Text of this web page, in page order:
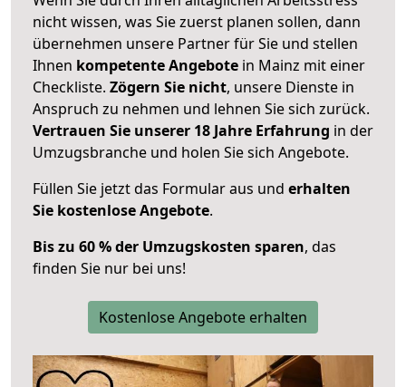
nicht wissen, was Sie zuerst planen sollen, dann
übernehmen unsere Partner für Sie und stellen
Ihnen kompetente Angebote in Mainz mit einer
Checkliste. Zögern Sie nicht, unsere Dienste in
Anspruch zu nehmen und lehnen Sie sich zurück.
Vertrauen Sie unserer 18 Jahre Erfahrung in der
Umzugsbranche und holen Sie sich Angebote.
Füllen Sie jetzt das Formular aus und erhalten
Sie kostenlose Angebote.
Bis zu 60 % der Umzugskosten sparen, das
finden Sie nur bei uns!
Kostenlose Angebote erhalten